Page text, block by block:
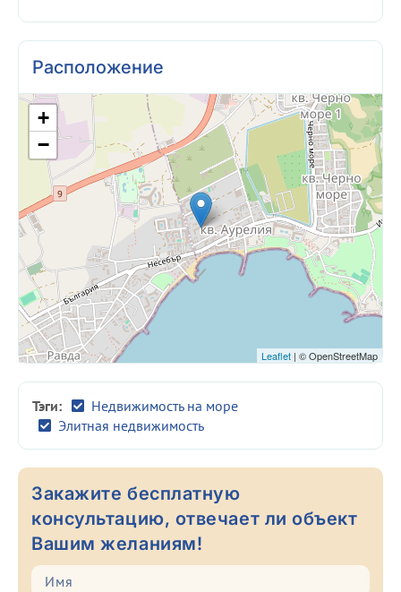
Расположение
+
−
Leaflet | © OpenStreetMap
Тэги:
Недвижимость на море
Элитная недвижимость
Закажите бесплатную
консультацию, отвечает ли объект
Вашим желаниям!